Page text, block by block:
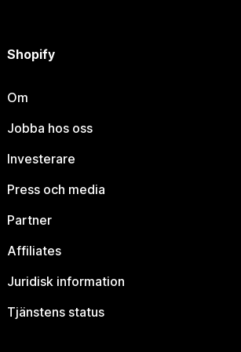
Shopify
Om
Jobba hos oss
Investerare
Press och media
Partner
Affiliates
Juridisk information
Tjänstens status